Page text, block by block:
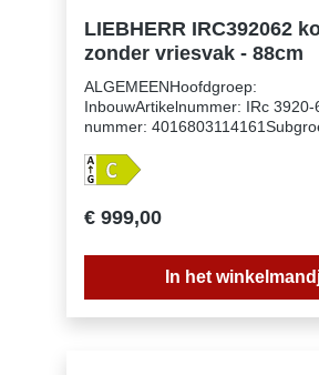
LIEBHERR IRC392062
zonder vriesvak - 88cm
ALGEMEENHoofdgroep:
InbouwArtikelnummer: IRc 3920-
nummer:
cmDeurmontage systeem: deur-
deursysteemVolume
kWhEnergieverbruik per 24 uur:
efficiëntie index:
dB(A)Geluidsniveau klasse:
€ 999,00
In het